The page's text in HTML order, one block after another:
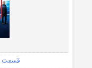
قسمت